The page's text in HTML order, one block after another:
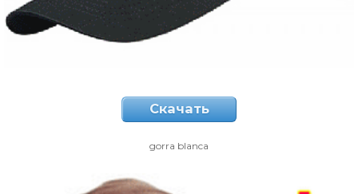
Скачать
gorra blanca